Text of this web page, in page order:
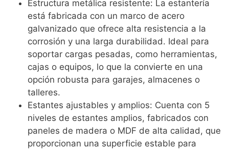
Estructura metálica resistente: La estantería
está fabricada con un marco de acero
galvanizado que ofrece alta resistencia a la
corrosión y una larga durabilidad. Ideal para
soportar cargas pesadas, como herramientas,
cajas o equipos, lo que la convierte en una
opción robusta para garajes, almacenes o
talleres.
Estantes ajustables y amplios: Cuenta con 5
niveles de estantes amplios, fabricados con
paneles de madera o MDF de alta calidad, que
proporcionan una superficie estable para